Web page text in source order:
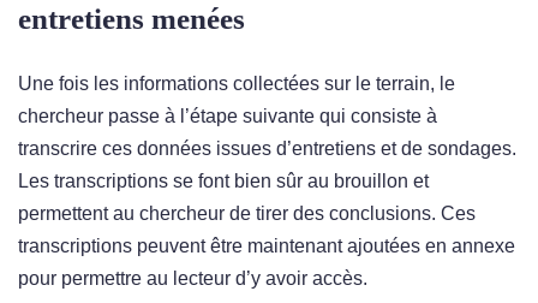
entretiens menées
Une fois les informations collectées sur le terrain, le
chercheur passe à l’étape suivante qui consiste à
transcrire ces données issues d’entretiens et de sondages.
Les transcriptions se font bien sûr au brouillon et
permettent au chercheur de tirer des conclusions. Ces
transcriptions peuvent être maintenant ajoutées en annexe
pour permettre au lecteur d’y avoir accès.